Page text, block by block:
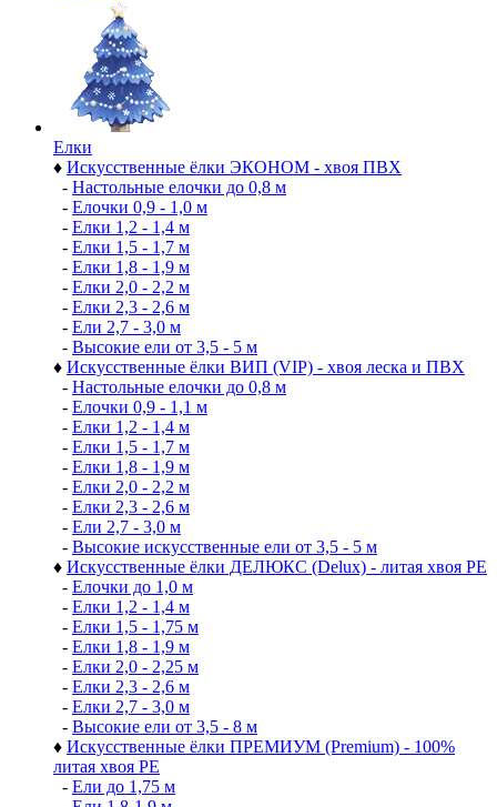
Елки
♦ Искусственные ёлки ЭКОНОМ - хвоя ПВХ
- Настольные елочки до 0,8 м
- Елочки 0,9 - 1,0 м
- Елки 1,2 - 1,4 м
- Елки 1,5 - 1,7 м
- Елки 1,8 - 1,9 м
- Елки 2,0 - 2,2 м
- Елки 2,3 - 2,6 м
- Ели 2,7 - 3,0 м
- Высокие ели от 3,5 - 5 м
♦ Искусственные ёлки ВИП (VIP) - хвоя леска и ПВХ
- Настольные елочки до 0,8 м
- Елочки 0,9 - 1,1 м
- Елки 1,2 - 1,4 м
- Елки 1,5 - 1,7 м
- Елки 1,8 - 1,9 м
- Елки 2,0 - 2,2 м
- Елки 2,3 - 2,6 м
- Ели 2,7 - 3,0 м
- Высокие искусственные ели от 3,5 - 5 м
♦ Искусственные ёлки ДЕЛЮКС (Delux) - литая хвоя РЕ
- Елочки до 1,0 м
- Елки 1,2 - 1,4 м
- Елки 1,5 - 1,75 м
- Елки 1,8 - 1,9 м
- Елки 2,0 - 2,25 м
- Елки 2,3 - 2,6 м
- Елки 2,7 - 3,0 м
- Высокие ели от 3,5 - 8 м
♦ Искусственные ёлки ПРЕМИУМ (Premium) - 100%
литая хвоя РЕ
- Ели до 1,75 м